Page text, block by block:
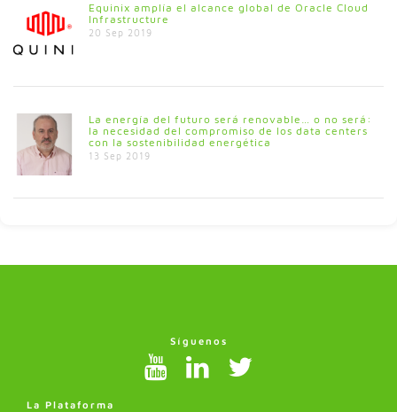
Equinix amplía el alcance global de Oracle Cloud
Infrastructure
20 Sep 2019
La energía del futuro será renovable… o no será:
la necesidad del compromiso de los data centers
con la sostenibilidad energética
13 Sep 2019
Síguenos
La Plataforma